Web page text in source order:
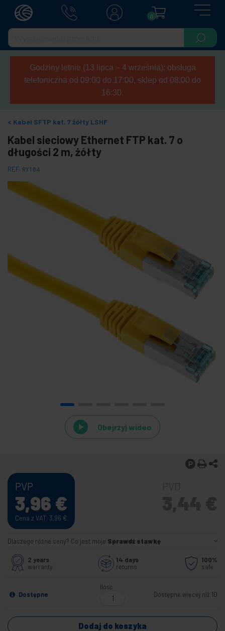
0
Godziny letnie (13 lipca – 4 września): obsługa
telefoniczna od 09:00 do 17:00, sklep od 08:00 do
16:30.
Kabel SFTP kat. 7 żółty LSHF
Kabel sieciowy Ethernet FTP kat. 7 o
długości 2 m, żółty
REF: RY104
Obejrzyj wideo
PVP
3,96 €
Cena z VAT: 3,96 €
Dlaczego różne ceny? Co jest moje Sprawdź stawkę
2 years
warranty
14 days
returns
100%
safe
Dostępne
Ilość
Dostępne więcej niż 10
Dodaj do koszyka